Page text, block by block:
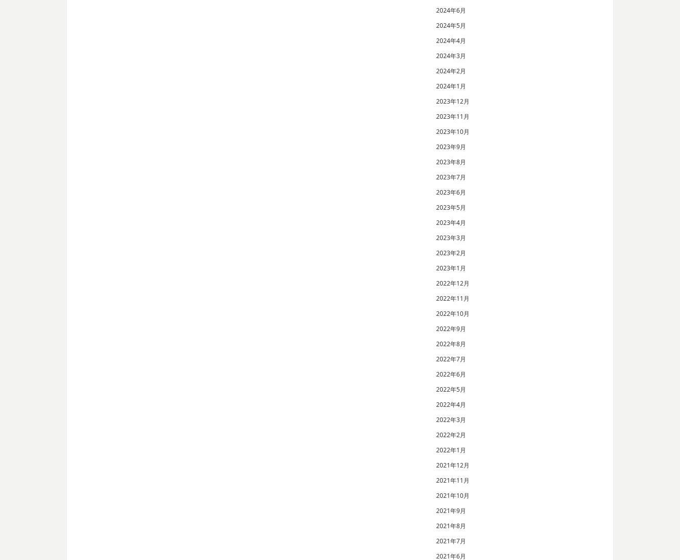
2024年6月
2024年5月
2024年4月
2024年3月
2024年2月
2024年1月
2023年12月
2023年11月
2023年10月
2023年9月
2023年8月
2023年7月
2023年6月
2023年5月
2023年4月
2023年3月
2023年2月
2023年1月
2022年12月
2022年11月
2022年10月
2022年9月
2022年8月
2022年7月
2022年6月
2022年5月
2022年4月
2022年3月
2022年2月
2022年1月
2021年12月
2021年11月
2021年10月
2021年9月
2021年8月
2021年7月
2021年6月